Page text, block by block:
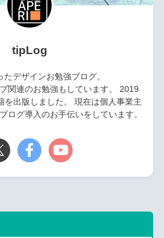
tipLog
デザインお勉強ブログ。
関連のお勉強もしています。 2019
を出版しました。 現在は個人事業主
ログ導入のお手伝いをしています。